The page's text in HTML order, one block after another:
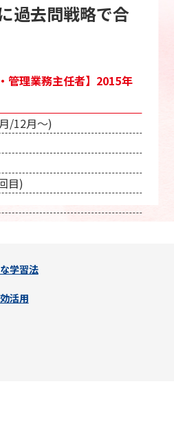
過去問戦略で合
管理業務主任者】2015年
/12月〜)
目)
学習法
活用